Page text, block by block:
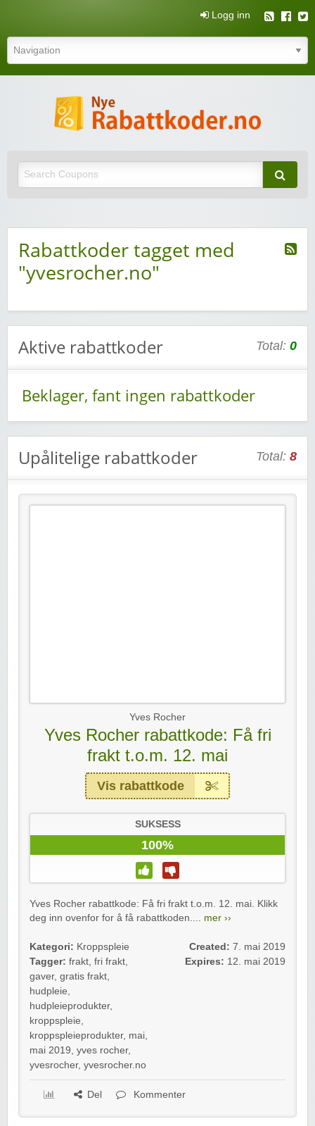
Logg inn
Rabattkoder tagget med
"yvesrocher.no"
Aktive rabattkoder Total: 0
Beklager, fant ingen rabattkoder
Upålitelige rabattkoder Total: 8
Yves Rocher
Yves Rocher rabattkode: Få fri
frakt t.o.m. 12. mai
Vis rabattkode
SUKSESS
100%
Yves Rocher rabattkode: Få fri frakt t.o.m. 12. mai. Klikk
deg inn ovenfor for å få rabattkoden.... mer ››
Kategori: Kroppspleie
Tagger: frakt, fri frakt,
gaver, gratis frakt,
hudpleie,
hudpleieprodukter,
kroppspleie,
kroppspleieprodukter, mai,
mai 2019, yves rocher,
yvesrocher, yvesrocher.no
Created: 7. mai 2019
Expires: 12. mai 2019
Del Kommenter